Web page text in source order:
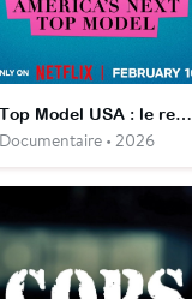
Top Model USA : le revers du rêve
• 2026